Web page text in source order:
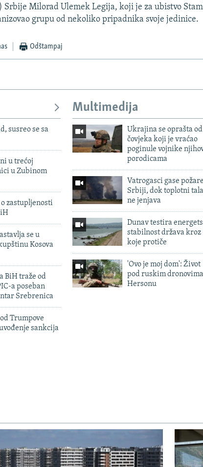
Srbije Milorad Ulemek Legija, koji je za ubistvo
grupu od nekoliko pripadnika svoje jedinice.
Odštampaj
susreo se sa
u trećoj
u Zubinom
zastupljenosti
se u
Kosova
BiH traže od
a poseban
Srebrenica
Trumpove
sankcija
Multimedija
Ukrajina se oprašta od
čovjeka koji je vraćao
poginule vojnike
porodicama
Vatrogasci gase
Srbiji, dok toplotni
ne jenjava
Dunav testira
stabilnost država kroz
koje protiče
'Ovo je moj dom': Život
pod ruskim
Hersonu